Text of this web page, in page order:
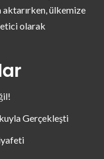
aktarırken, ülkemize
olarak
Gerçekleşti